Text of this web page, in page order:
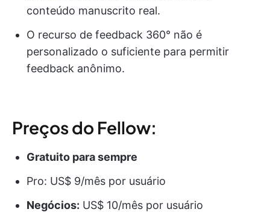
conteúdo manuscrito real.
O recurso de feedback 360° não é
personalizado o suficiente para permitir
feedback anônimo.
Preços do Fellow:
Gratuito para sempre
Pro: US$ 9/mês por usuário
Negócios: US$ 10/mês por usuário